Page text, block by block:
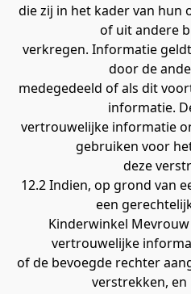
die zij in het kader van hun
of uit andere
verkregen. Informatie
door de
medegedeeld of als dit
informatie.
vertrouwelijke informatie
gebruiken voor
deze
12.2 Indien, op grond van
een
Kinderwinkel
vertrouwelijke
of de bevoegde rechter
verstrekken,